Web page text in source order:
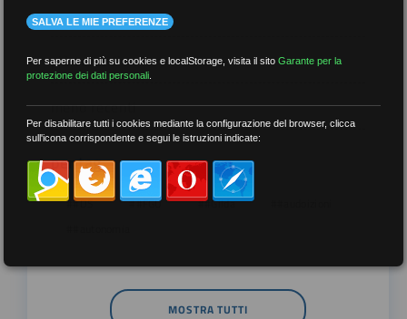
più recenti
meno recenti
per tag
##DS ##FGU ##Gilda
MOSTRA TUTTI
SALVA LE MIE PREFERENZE
Per saperne di più su cookies e localStorage, visita il sitoGarante per la
protezione dei dati personali
Per disabilitare tutti i cookies mediante la configurazione del browser, clicca
sull'icona corrispondente e segui le istruzioni indicate: